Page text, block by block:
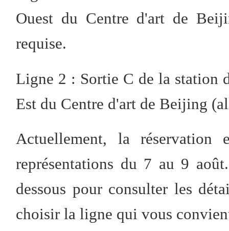
Ouest du Centre d'art de
requise.
Ligne 2 : Sortie C de la
Est du Centre d'art de Beijing
Actuellement, la
représentations du 7 au 9
dessous pour consulter les
choisir la ligne qui vous